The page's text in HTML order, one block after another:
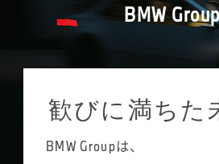
販売活動を通じてコミュニ
め、新しい世界を見ること
というプレミアム・ブラン
ています。
それは私たちが求めるあり
ん。「女性の営業は少ない
とおっしゃっていただける
女性ならではの柔らかさを
ています。特に、お客様と距
すい試乗中には、積極的に普
ようにしています。
職では、ある程度決まった
られたのに対し、多様な背
たお客様を理解し、それに
められるのがBMWのセール
担当するお客様は200名ほど
やイベントのご紹介、車検・
ど、できるだけお客様との接
BMW
歓びに満ちた
BMW Groupは、